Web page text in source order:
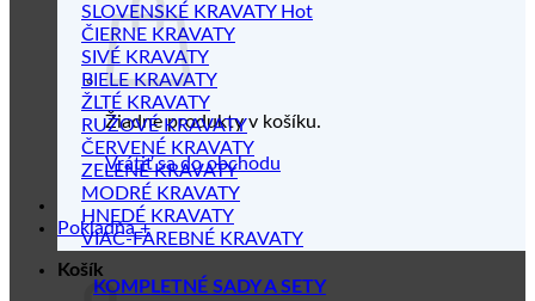
Žiadne produkty v košíku.
Vrátiť sa do obchodu
Pokladňa +
Košík
SLOVENSKÉ KRAVATY
ČIERNE KRAVATY
SIVÉ KRAVATY
BIELE KRAVATY
ŽLTÉ KRAVATY
RUŽOVÉ KRAVATY
ČERVENÉ KRAVATY
ZELENÉ KRAVATY
MODRÉ KRAVATY
HNEDÉ KRAVATY
VIAC-FAREBNÉ KRAVATY
KOMPLETNÉ SADY A SETY